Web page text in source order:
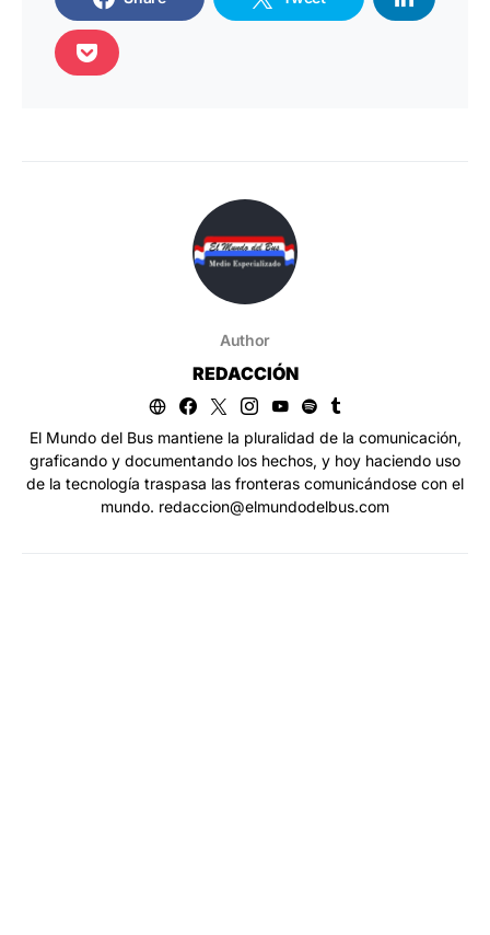
Author
REDACCIÓN
El Mundo del Bus mantiene la pluralidad de la comunicación,
graficando y documentando los hechos, y hoy haciendo uso
de la tecnología traspasa las fronteras comunicándose con el
mundo. redaccion@elmundodelbus.com